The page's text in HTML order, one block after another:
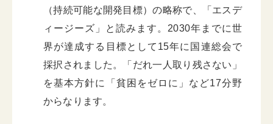
（持続可能な開発目標）の略称で、「エスデ
ィージーズ」と読みます。2030年までに世
界が達成する目標として15年に国連総会で
採択されました。「だれ一人取り残さない」
を基本方針に「貧困をゼロに」など17分野
からなります。